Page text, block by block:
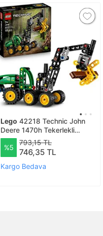
Lego 42218 Technic John
Deere 1470h Tekerlekli
Orman Makinesi
%5
793,15 TL
746,35 TL
Kargo Bedava